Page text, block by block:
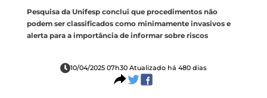
Pesquisa da Unifesp conclui que procedimentos não
podem ser classificados como minimamente invasivos e
alerta para a importância de informar sobre riscos
10/04/2025 07h30 Atualizado há 480 dias